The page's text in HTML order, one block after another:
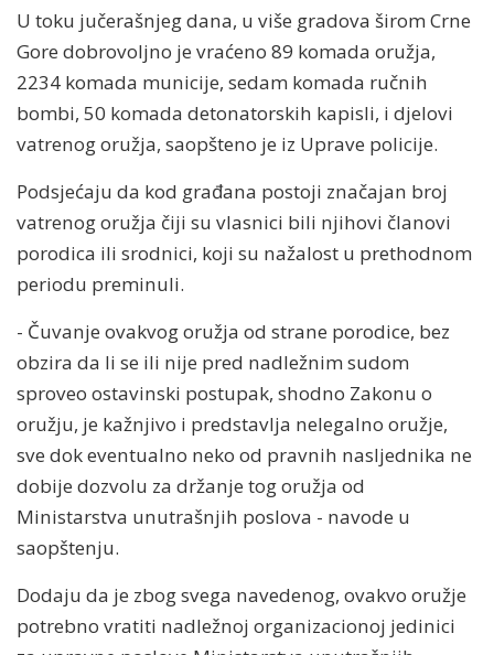
U toku jučerašnjeg dana, u više gradova širom Crne
Gore dobrovoljno je vraćeno 89 komada oružja,
2234 komada municije, sedam komada ručnih
bombi, 50 komada detonatorskih kapisli, i djelovi
vatrenog oružja, saopšteno je iz Uprave policije.
Podsjećaju da kod građana postoji značajan broj
vatrenog oružja čiji su vlasnici bili njihovi članovi
porodica ili srodnici, koji su nažalost u prethodnom
periodu preminuli.
- Čuvanje ovakvog oružja od strane porodice, bez
obzira da li se ili nije pred nadležnim sudom
sproveo ostavinski postupak, shodno Zakonu o
oružju, je kažnjivo i predstavlja nelegalno oružje,
sve dok eventualno neko od pravnih nasljednika ne
dobije dozvolu za držanje tog oružja od
Ministarstva unutrašnjih poslova - navode u
saopštenju.
Dodaju da je zbog svega navedenog, ovakvo oružje
potrebno vratiti nadležnoj organizacionoj jedinici